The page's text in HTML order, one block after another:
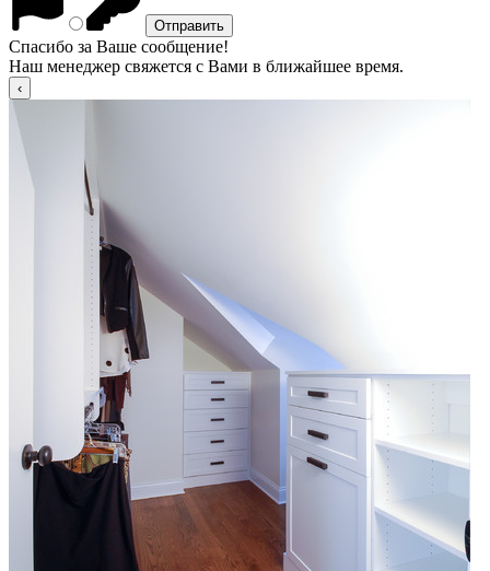
Спасибо за Ваше сообщение!
Наш менеджер свяжется с Вами в ближайшее время.